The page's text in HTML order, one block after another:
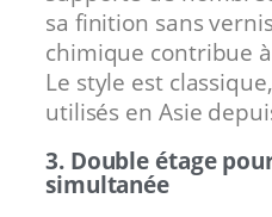
sa finition sans
chimique contribue
Le style est
utilisés en Asie
3. Double étage
simultanée